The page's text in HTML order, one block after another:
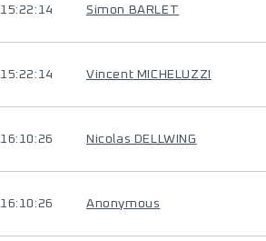
15:22:14 Simon BARLET
15:22:14 Vincent MICHELUZZI
16:10:26 Nicolas DELLWING
16:10:26 Anonymous